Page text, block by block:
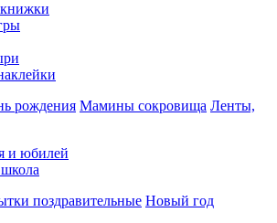
рождения Мамины сокровища Ленты,
и юбилей
поздравительные Новый год